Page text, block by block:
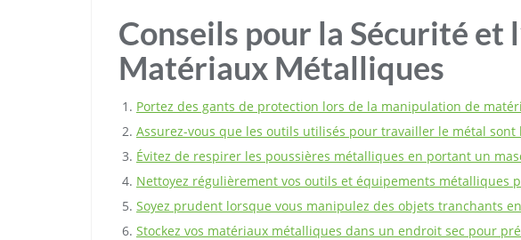
Conseils pour la Sécurité et
Matériaux Métalliques
Portez des gants de protection lors de la manipulation de
Assurez-vous que les outils utilisés pour travailler le métal sont
Évitez de respirer les poussières métalliques en portant un
Nettoyez régulièrement vos outils et équipements métalliques
Soyez prudent lorsque vous manipulez des objets tranchants
Stockez vos matériaux métalliques dans un endroit sec pour